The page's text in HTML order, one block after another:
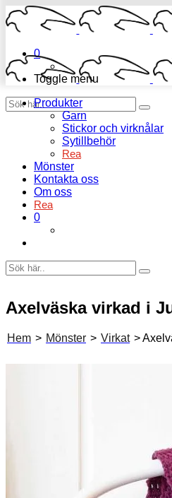
0
Toggle menu
Produkter
Garn
Stickor och virknålar
Sytillbehör
Rea
Mönster
Kontakta oss
Om oss
Rea
0
Axelväska virkad i
Hem > Mönster > Virkat >